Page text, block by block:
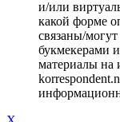
и/или
какой форме
связаны/
букмекерами
материалы на